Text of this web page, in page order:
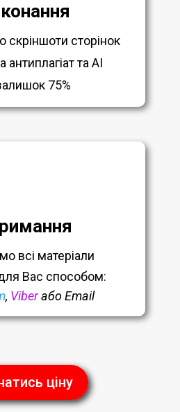
сторінок
антиплагіат та AI
75%
всі матеріали
Вас способом:
, Viberабо Email
ціну